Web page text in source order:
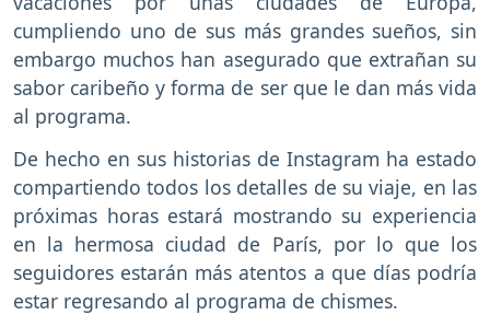
cumpliendo uno de sus más grandes sueños, sin
embargo muchos han asegurado que extrañan su
sabor caribeño y forma de ser que le dan más vida
al programa.
De hecho en sus historias de Instagram ha estado
compartiendo todos los detalles de su viaje, en las
próximas horas estará mostrando su experiencia
en la hermosa ciudad de París, por lo que los
seguidores estarán más atentos a que días podría
estar regresando al programa de chismes.